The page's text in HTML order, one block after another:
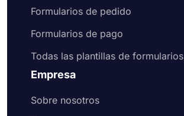
Formularios de pedido
Formularios de pago
Todas las plantillas de formularios
Empresa
Sobre nosotros